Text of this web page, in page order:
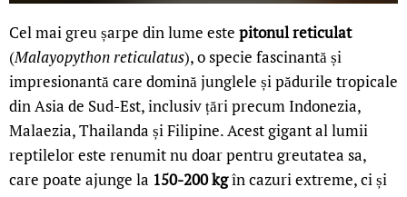
Cel mai greu șarpe din lume este pitonul reticulat
(Malayopython reticulatus), o specie fascinantă și
impresionantă care domină junglele și pădurile tropicale
din Asia de Sud-Est, inclusiv țări precum Indonezia,
Malaezia, Thailanda și Filipine. Acest gigant al lumii
reptilelor este renumit nu doar pentru greutatea sa,
care poate ajunge la 150-200 kgîn cazuri extreme, ci și